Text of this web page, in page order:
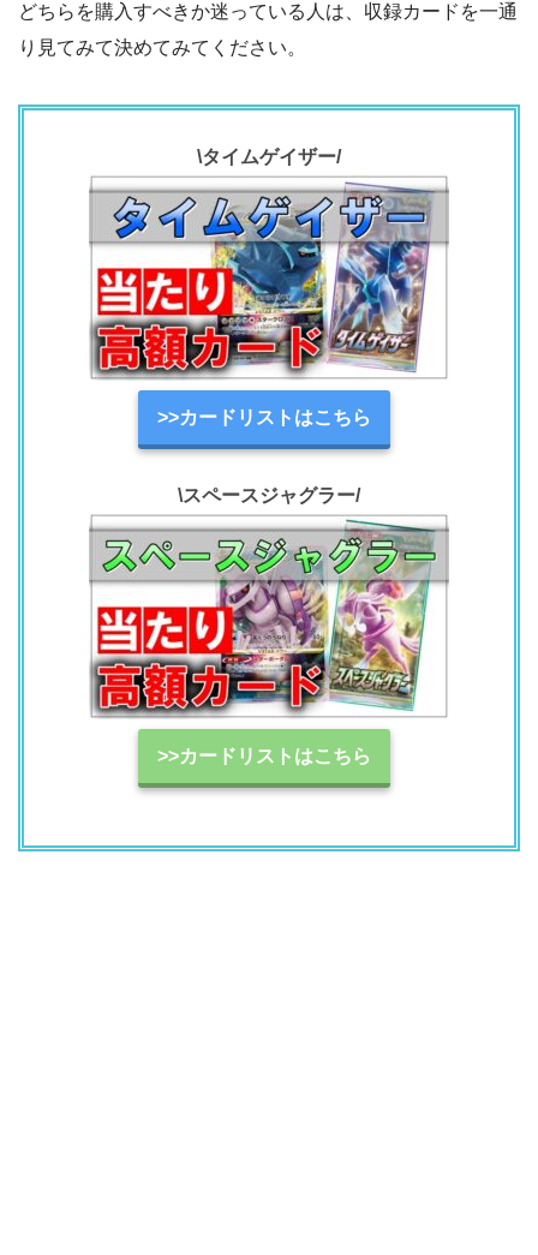
どちらを購入すべきか迷っている人は、収録カードを一通
り見てみて決めてみてください。
\タイムゲイザー/
>>カードリストはこちら
\スペースジャグラー/
>>カードリストはこちら